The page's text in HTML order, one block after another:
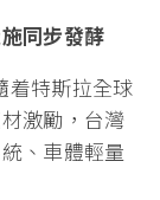
同步發酵
着特斯拉全球
激勵，台灣
、車體輕量